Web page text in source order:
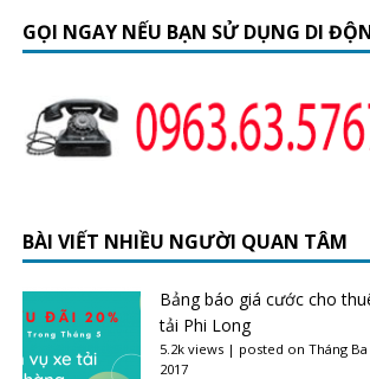
GỌI NGAY NẾU BẠN SỬ DỤNG DI
BÀI VIẾT NHIỀU NGƯỜI QUAN TÂM
Bảng báo giá cước cho
tải Phi Long
5.2k views| posted on Tháng Ba
2017